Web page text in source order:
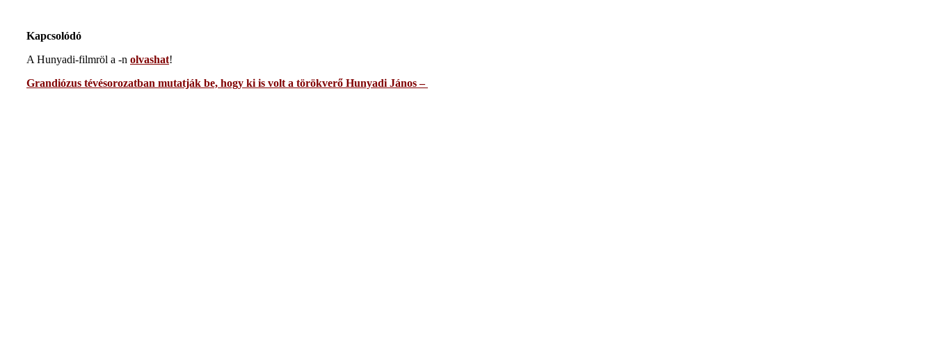
Kapcsolódó
A Hunyadi-filmröl a -n olvashat!
Grandiózus tévésorozatban mutatják be, hogy ki is volt a törökverő Hunyadi János –